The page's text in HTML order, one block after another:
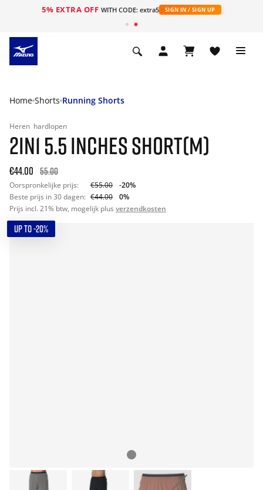
5% EXTRA OFF WITH CODE: extra5 SIGN IN / SIGN UP
Home Shorts Running Shorts
Heren hardlopen
2IN1 5.5 INCHES SHORT(M)
€44.00 55.00
Oorspronkelijke prijs: €55.00
-20%
Beste prijs in 30 dagen: €44.00
0%
Prijs incl. 21% btw, mogelijk plus verzendkosten
UP TO -20%